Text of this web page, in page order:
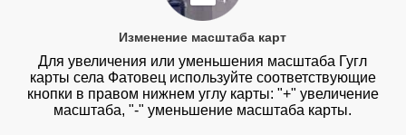
Изменение масштаба карт
Для увеличения или уменьшения масштаба Гугл
карты села Фатовец используйте соответствующие
кнопки в правом нижнем углу карты: "+" увеличение
масштаба, "-" уменьшение масштаба карты.